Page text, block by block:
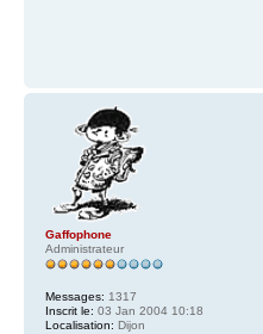
Gaffophone
Administrateur
Messages: 1317
Inscrit le: 03 Jan 2004 10:18
Localisation: Dijon